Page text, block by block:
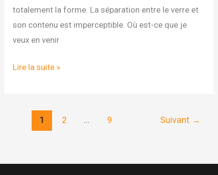
totalement la forme. La séparation entre le verre et
son contenu est imperceptible. Où est-ce que je
veux en venir
ALLÉGEZ
AVEC
Lire la suite »
1 2 … 9 Suivant →